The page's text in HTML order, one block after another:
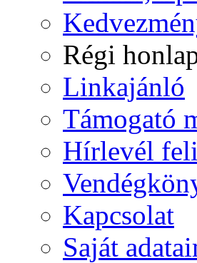
Régi
Linkajánló
Támogató
Hírlevél
Kapcsolat
Saját